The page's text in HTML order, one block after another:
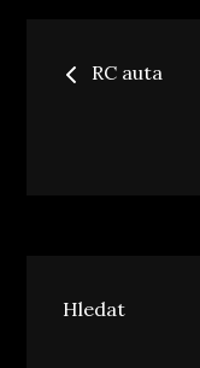
RC auta
Hledat